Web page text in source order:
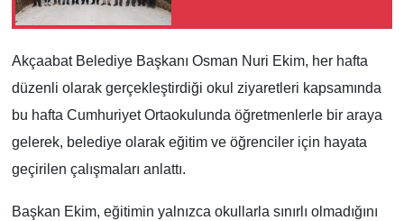
Akçaabat Belediye Başkanı Osman Nuri Ekim, her hafta
düzenli olarak gerçekleştirdiği okul ziyaretleri kapsamında
bu hafta Cumhuriyet Ortaokulunda öğretmenlerle bir araya
gelerek, belediye olarak eğitim ve öğrenciler için hayata
geçirilen çalışmaları anlattı.
Başkan Ekim, eğitimin yalnızca okullarla sınırlı olmadığını